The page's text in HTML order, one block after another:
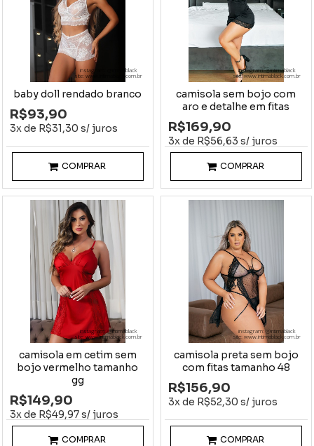
instagram: @intimablack
site: www.intimablack.com.br
baby doll rendado branco
R$93,90
3x de R$31,30 s/ juros
COMPRAR
instagram: @intimablack
site: www.intimablack.com.br
camisola sem bojo com
aro e detalhe em fitas
R$169,90
3x de R$56,63 s/ juros
COMPRAR
instagram: @intimablack
site: www.intimablack.com.br
camisola em cetim sem
bojo vermelho tamanho
gg
R$149,90
3x de R$49,97 s/ juros
COMPRAR
instagram: @intimablack
site: www.intimablack.com.br
camisola preta sem bojo
com fitas tamanho 48
R$156,90
3x de R$52,30 s/ juros
COMPRAR